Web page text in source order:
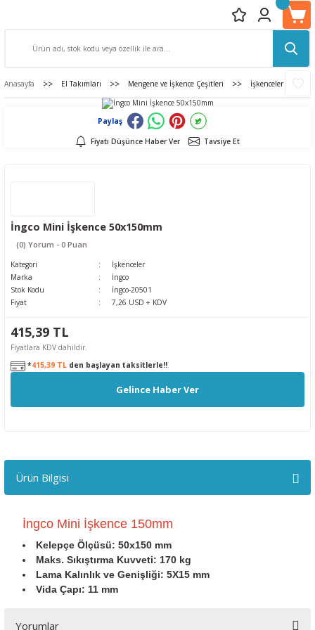
Anasayfa El Takımları Mengene ve İşkence Çeşitleri İşkenceler
Paylaş
Fiyatı Düşünce Haber Ver Tavsiye Et
İngco Mini İşkence 50x150mm
(0) Yorum - 0 Puan
Kategori
İşkenceler
Marka
İngco
Stok Kodu
İngco-20501
Fiyat
7,26 USD + KDV
415,39 TL
Fiyatlara KDV dahildir.
*415,39 TL den başlayan taksitlerle!!
Gelince Haber Ver
Ürün Bilgisi
İngco Mini İşkence 150mm
Kelepçe Ölçüsü: 50x150 mm
Maks. Sıkıştırma Kuvveti: 170 kg
Lama Kalınlık ve Genişliği: 5X15 mm
Vida Çapı: 11 mm
Yorumlar